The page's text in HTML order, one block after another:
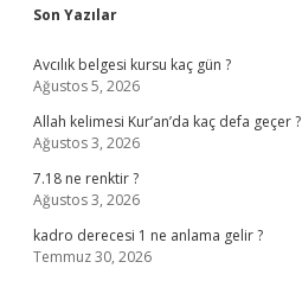
Sidebar
Son Yazılar
Avcılık belgesi kursu kaç gün ?
Ağustos 5, 2026
Allah kelimesi Kur’an’da kaç defa geçer ?
Ağustos 3, 2026
7.18 ne renktir ?
Ağustos 3, 2026
kadro derecesi 1 ne anlama gelir ?
Temmuz 30, 2026